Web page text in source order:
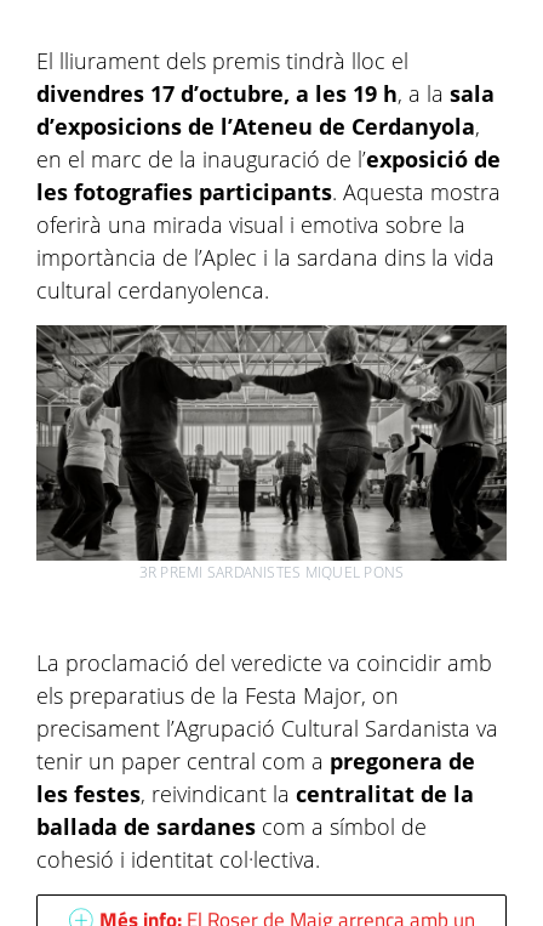
El lliurament dels premis tindrà lloc el
divendres 17 d’octubre, a les 19 h, a la sala
d’exposicions de l’Ateneu de Cerdanyola,
en el marc de la inauguració de l’exposició de
les fotografies participants. Aquesta mostra
oferirà una mirada visual i emotiva sobre la
importància de l’Aplec i la sardana dins la vida
cultural cerdanyolenca.
3R PREMI SARDANISTES MIQUEL PONS
La proclamació del veredicte va coincidir amb
els preparatius de la Festa Major, on
precisament l’Agrupació Cultural Sardanista va
tenir un paper central com a pregonera de
les festes, reivindicant la centralitat de la
ballada de sardanes com a símbol de
cohesió i identitat col·lectiva.